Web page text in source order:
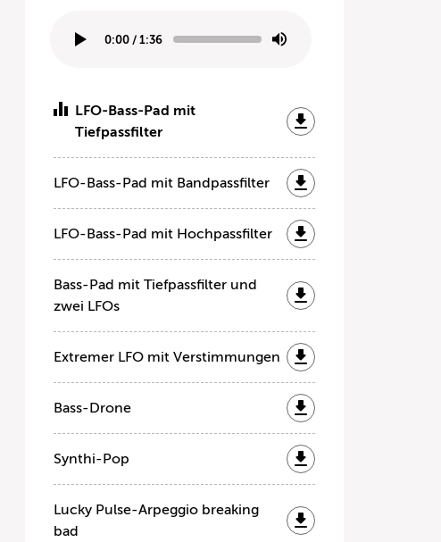
0:00 / 1:36
LFO-Bass-Pad mit
Tiefpassfilter
LFO-Bass-Pad mit Bandpassfilter
LFO-Bass-Pad mit Hochpassfilter
Bass-Pad mit Tiefpassfilter und
zwei LFOs
Extremer LFO mit Verstimmungen
Bass-Drone
Synthi-Pop
Lucky Pulse-Arpeggio breaking
bad